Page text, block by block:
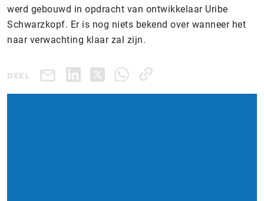
werd gebouwd in opdracht van ontwikkelaar Uribe
Schwarzkopf. Er is nog niets bekend over wanneer het
naar verwachting klaar zal zijn.
DEEL